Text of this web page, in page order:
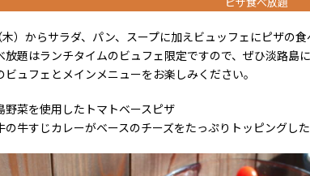
）からサラダ、パン、スープに加えビュッフェにピザの食
放題はランチタイムのビュフェ限定ですので、ぜひ淡路島
ビュフェとメインメニューをお楽しみください。
野菜を使用したトマトベースピザ
の牛すじカレーがベースのチーズをたっぷりトッピングした